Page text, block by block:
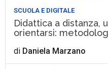
SCUOLA E DIGITALE
Didattica a distanza,
orientarsi:
di Daniela Marzano